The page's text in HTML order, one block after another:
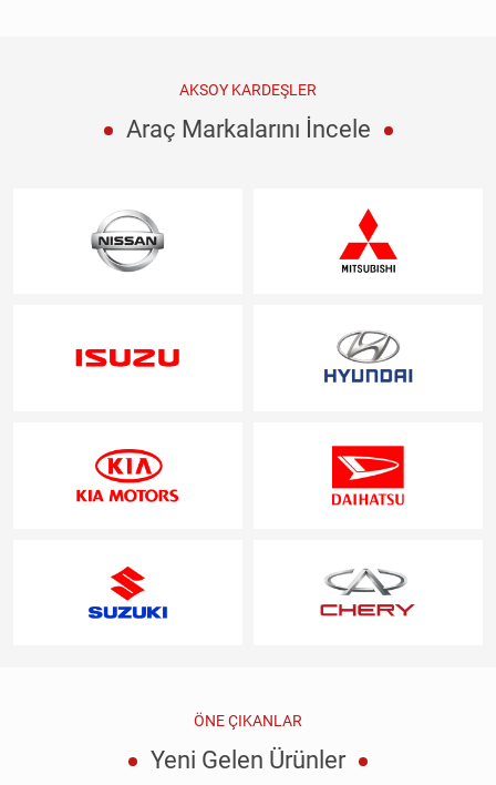
AKSOY KARDEŞLER
Araç Markalarını İncele
ÖNE ÇIKANLAR
Yeni Gelen Ürünler